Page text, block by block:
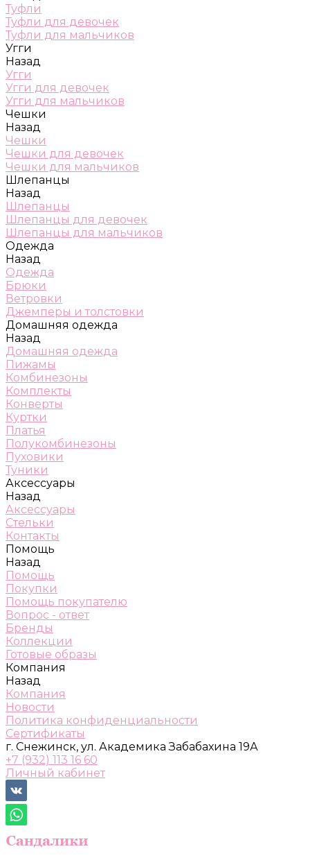
Туфли
Туфли для девочек
Туфли для мальчиков
Угги
Назад
Угги
Угги для девочек
Угги для мальчиков
Чешки
Назад
Чешки
Чешки для девочек
Чешки для мальчиков
Шлепанцы
Назад
Шлепанцы
Шлепанцы для девочек
Шлепанцы для мальчиков
Одежда
Назад
Одежда
Брюки
Ветровки
Джемперы и толстовки
Домашняя одежда
Назад
Домашняя одежда
Пижамы
Комбинезоны
Комплекты
Конверты
Куртки
Платья
Полукомбинезоны
Пуховики
Туники
Аксессуары
Назад
Аксессуары
Стельки
Контакты
Помощь
Назад
Помощь
Покупки
Помощь покупателю
Вопрос - ответ
Бренды
Коллекции
Готовые образы
Компания
Назад
Компания
Новости
Политика конфиденциальности
Сертификаты
г. Снежинск, ул. Академика Забабахина 19А
+7 (932) 113 16 60
Личный кабинет